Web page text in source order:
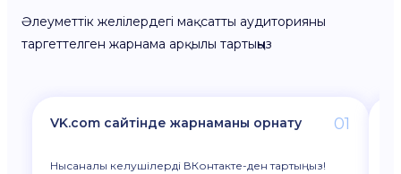
Әлеуметтік желілердегі мақсатты аудиторияны
таргеттелген жарнама арқылы тартыңыз
01
VK.com сайтінде жарнаманы орнату
Нысаналы келушілерді ВКонтакте-ден тартыңыз!